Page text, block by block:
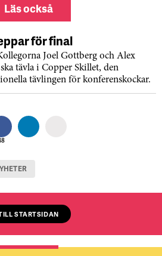
Läs också
för final
Joel Gottberg och Alex
tävla i Copper Skillet, den
tävlingen för konferenskockar.
STARTSIDAN